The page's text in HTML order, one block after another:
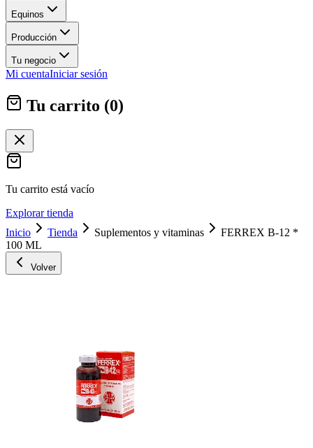
Equinos
Producción
Tu negocio
Mi cuentaIniciar sesión
Tu carrito (0)
Tu carrito está vacío
Explorar tienda
Inicio
Tienda Suplementos y vitaminas
FERREX B-12 *
100 ML
Volver